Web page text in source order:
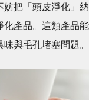
把「頭皮淨化」
產品。這類產品
與毛孔堵塞問題。